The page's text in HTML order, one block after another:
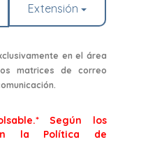
Extensión
en el área
matrices de correo
Según los
la Política de